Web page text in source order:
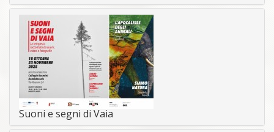
Suoni e segni di Vaia